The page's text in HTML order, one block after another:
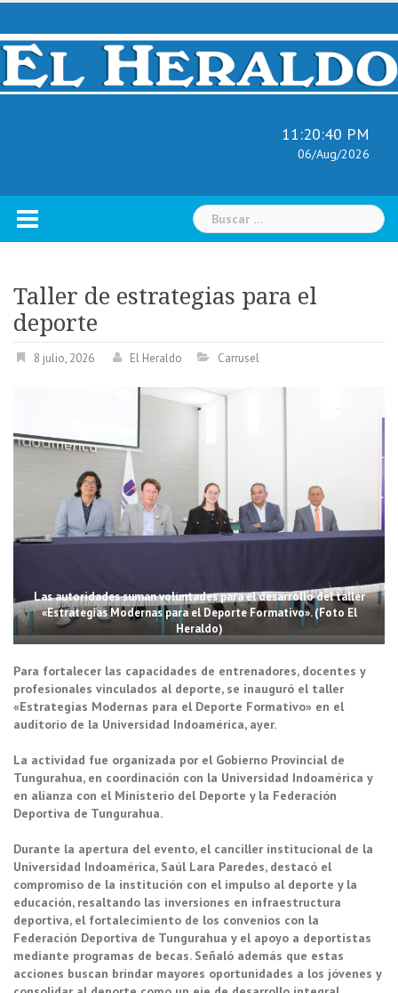
Skip
content
11:20:41 PM
06/Aug/2026
Buscar:
Taller de estrategias para el
deporte
8 julio, 2026 El Heraldo Carrusel
Las autoridades suman voluntades para el desarrollo del taller
«Estrategias Modernas para el Deporte Formativo». (Foto El
Heraldo)
Para fortalecer las capacidades de entrenadores, docentes y
profesionales vinculados al deporte, se inauguró el taller
«Estrategias Modernas para el Deporte Formativo» en el
auditorio de la Universidad Indoamérica, ayer.
La actividad fue organizada por el Gobierno Provincial de
Tungurahua, en coordinación con la Universidad Indoamérica y
en alianza con el Ministerio del Deporte y la Federación
Deportiva de Tungurahua.
Durante la apertura del evento, el canciller institucional de la
Universidad Indoamérica, Saúl Lara Paredes, destacó el
compromiso de la institución con el impulso al deporte y la
educación, resaltando las inversiones en infraestructura
deportiva, el fortalecimiento de los convenios con la
Federación Deportiva de Tungurahua y el apoyo a deportistas
mediante programas de becas. Señaló además que estas
acciones buscan brindar mayores oportunidades a los jóvenes y